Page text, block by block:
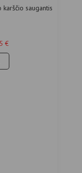
karščio saugantis
€